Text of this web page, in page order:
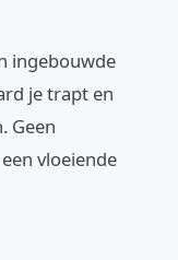
ingebouwde
je trapt en
Geen
vloeiende